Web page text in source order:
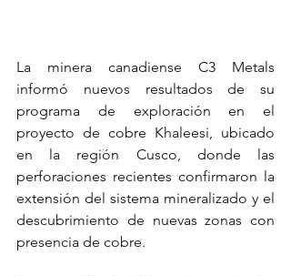
La minera canadiense C3 Metals
informó nuevos resultados de su
programa de exploración en el
proyecto de cobre Khaleesi, ubicado
en la región Cusco, donde las
perforaciones recientes confirmaron la
extensión del sistema mineralizado y el
descubrimiento de nuevas zonas con
presencia de cobre.